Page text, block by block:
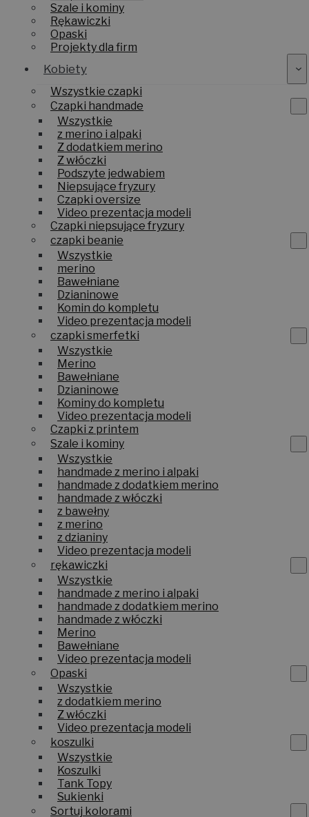
Czapki handmade
Szale i kominy
Rękawiczki
Opaski
Wszystkie czapki
Czapki handmade
Wszystkie
z merino i alpaki
Z dodatkiem merino
Z włóczki
Podszyte jedwabiem
Niepsujące fryzury
Czapki oversize
Video prezentacja modeli
Czapki niepsujące fryzury
czapki beanie
Wszystkie
merino
Bawełniane
Dzianinowe
Komin do kompletu
Video prezentacja modeli
czapki smerfetki
Wszystkie
Merino
Bawełniane
Dzianinowe
Kominy do kompletu
Video prezentacja modeli
Czapki z printem
Szale i kominy
Wszystkie
handmade z merino i alpaki
handmade z dodatkiem merino
handmade z włóczki
z bawełny
z merino
z dzianiny
Video prezentacja modeli
rękawiczki
Wszystkie
handmade z merino i alpaki
handmade z dodatkiem merino
handmade z włóczki
Merino
Bawełniane
Video prezentacja modeli
Opaski
Wszystkie
z dodatkiem merino
Z włóczki
Video prezentacja modeli
koszulki
Wszystkie
Koszulki
Tank Topy
Sukienki